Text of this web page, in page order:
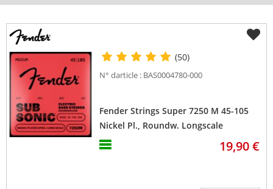
(50)
N° darticle : BAS0004780-000
Fender Strings Super 7250 M 45-105
Nickel Pl., Roundw. Longscale
19,90 €